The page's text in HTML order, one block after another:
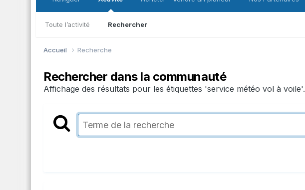
Toute l’activité Rechercher
Accueil Recherche
Rechercher dans la communauté
Affichage des résultats pour les étiquettes 'service météo vol à voile'.